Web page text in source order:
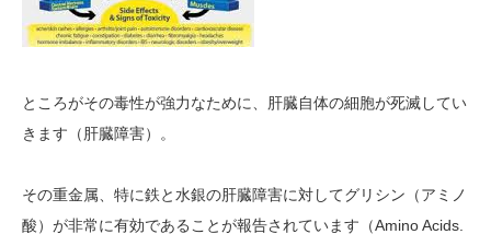
ところがその毒性が強力なために、肝臓自体の細胞が死滅してい
きます（肝臓障害）。
その重金属、特に鉄と水銀の肝臓障害に対してグリシン（アミノ
酸）が非常に有効であることが報告されています（Amino Acids.